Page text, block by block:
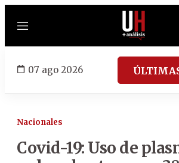
Menú
07 ago 2026
Nacionales
Covid-19: Uso de